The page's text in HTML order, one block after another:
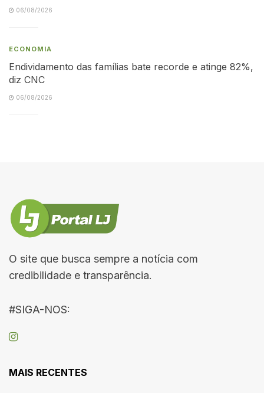
06/08/2026
ECONOMIA
Endividamento das famílias bate recorde e atinge 82%,
diz CNC
06/08/2026
O site que busca sempre a notícia com
credibilidade e transparência.
#SIGA-NOS:
MAIS RECENTES